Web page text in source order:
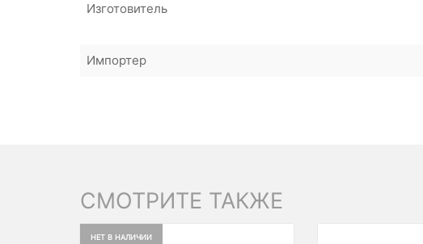
Изготовитель
Импортер
СМОТРИТЕ ТАКЖЕ
НЕТ В НАЛИЧИИ